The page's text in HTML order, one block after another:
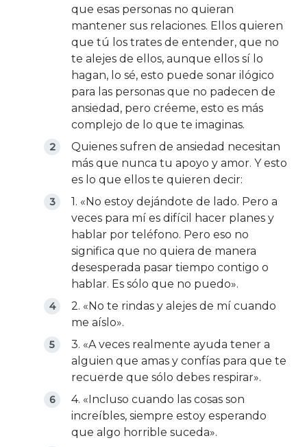
que esas personas no quieran
mantener sus relaciones. Ellos quieren
que tú los trates de entender, que no
te alejes de ellos, aunque ellos sí lo
hagan, lo sé, esto puede sonar ilógico
para las personas que no padecen de
ansiedad, pero créeme, esto es más
complejo de lo que te imaginas.
Quienes sufren de ansiedad necesitan
más que nunca tu apoyo y amor. Y esto
es lo que ellos te quieren decir:
1. «No estoy dejándote de lado. Pero a
veces para mí es difícil hacer planes y
hablar por teléfono. Pero eso no
significa que no quiera de manera
desesperada pasar tiempo contigo o
hablar. Es sólo que no puedo».
2. «No te rindas y alejes de mí cuando
me aíslo».
3. «A veces realmente ayuda tener a
alguien que amas y confías para que te
recuerde que sólo debes respirar».
4. «Incluso cuando las cosas son
increíbles, siempre estoy esperando
que algo horrible suceda».